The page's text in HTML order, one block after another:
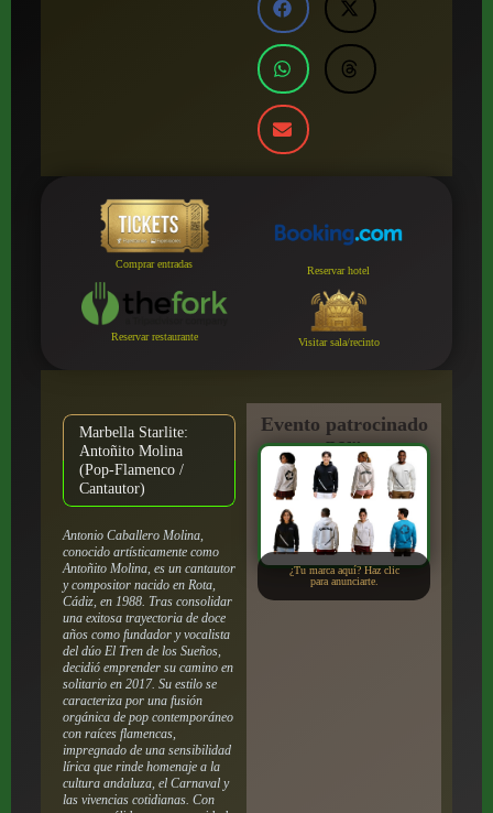
Comprar entradas
Reservar hotel
Reservar restaurante Visitar sala/recinto
Marbella Starlite:
Antoñito Molina
(Pop-Flamenco /
Cantautor)
Antonio Caballero Molina,
conocido artísticamente como
Antoñito Molina, es un cantautor
y compositor nacido en Rota,
Cádiz, en 1988. Tras consolidar
una exitosa trayectoria de doce
años como fundador y vocalista
del dúo El Tren de los Sueños,
decidió emprender su camino en
solitario en 2017. Su estilo se
caracteriza por una fusión
orgánica de pop contemporáneo
con raíces flamencas,
impregnado de una sensibilidad
lírica que rinde homenaje a la
cultura andaluza, el Carnaval y
las vivencias cotidianas. Con
Evento patrocinado
por:
¿Tu marca aquí? Haz clic
para anunciarte.